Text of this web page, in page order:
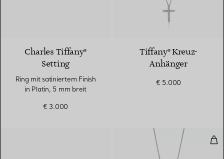
Charles Tiffany®
Setting
Ring mit satiniertem Finish
in Platin, 5 mm breit
€ 3.000
Tiffany® Kreuz-
Anhänger
€ 5.000